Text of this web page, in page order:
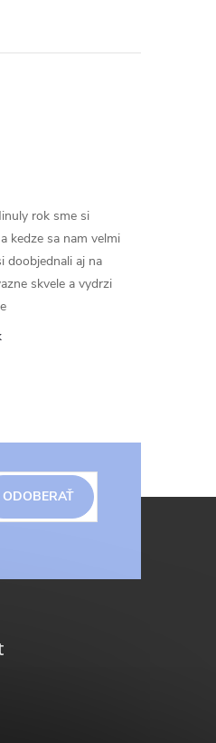
rok sme si
kedze sa nam velmi
doobjednali aj na
skvele a vydrzi
ODOBERAŤ